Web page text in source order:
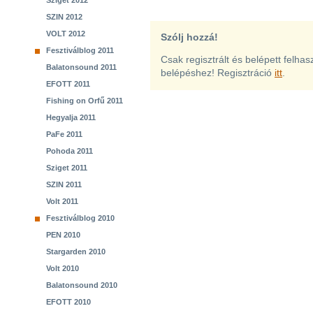
SZIN 2012
VOLT 2012
Fesztiválblog 2011
Balatonsound 2011
EFOTT 2011
Fishing on Orfű 2011
Hegyalja 2011
PaFe 2011
Pohoda 2011
Sziget 2011
SZIN 2011
Volt 2011
Fesztiválblog 2010
PEN 2010
Stargarden 2010
Volt 2010
Balatonsound 2010
EFOTT 2010
Szólj hozzá!
Csak regisztrált és belépett
belépéshez! Regisztráció itt